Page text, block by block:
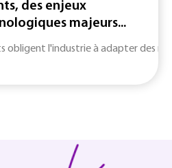
des enjeux
majeurs...
obligent l'industrie à adapter des